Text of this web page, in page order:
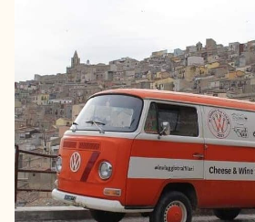
Prenota un letto
Contattaci
Newsletter
TRASPARENZA